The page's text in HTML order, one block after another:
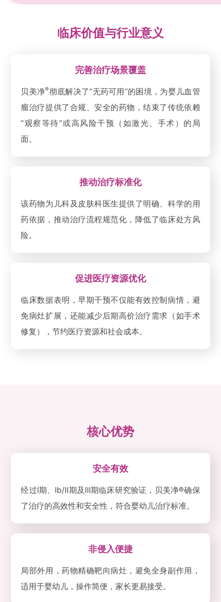
临床价值与行业意义
完善治疗场景覆盖
贝美净®彻底解决了“无药可用”的困境，为婴儿血管
瘤治疗提供了合规、安全的药物，结束了传统依赖
“观察等待”或高风险干预（如激光、手术）的局
面。
推动治疗标准化
该药物为儿科及皮肤科医生提供了明确、科学的用
药依据，推动治疗流程规范化，降低了临床处方风
险。
促进医疗资源优化
临床数据表明，早期干预不仅能有效控制病情，避
免病灶扩展，还能减少后期高价治疗需求（如手术
修复），节约医疗资源和社会成本。
核心优势
安全有效
经过I期、Ib/II期及III期临床研究验证，贝美净®确保
了治疗的高效性和安全性，符合婴幼儿治疗标准。
非侵入便捷
局部外用，药物精确靶向病灶，避免全身副作用，
适用于婴幼儿，操作简便，家长更易接受。